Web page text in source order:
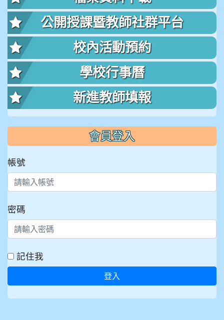
公開授課暨教師社群平台
校內活動預約
學校行事曆
新進教師填報
會員登入
帳號
密碼
記住我
登入